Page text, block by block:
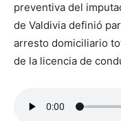
preventiva del
de Valdivia definió
arresto domiciliario
de la licencia de